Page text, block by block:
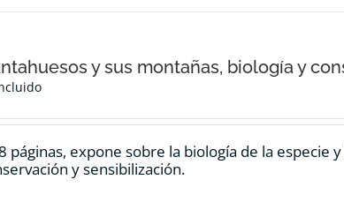
y sus montañas, biología y
páginas, expone sobre la biología de la especie
y sensibilización.